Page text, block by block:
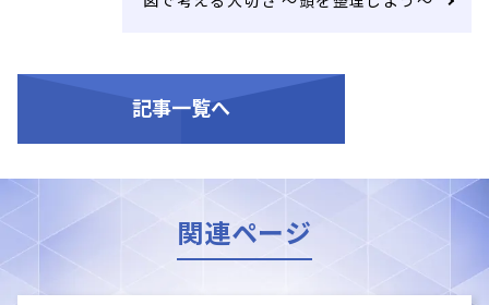
記事一覧へ
関連ページ